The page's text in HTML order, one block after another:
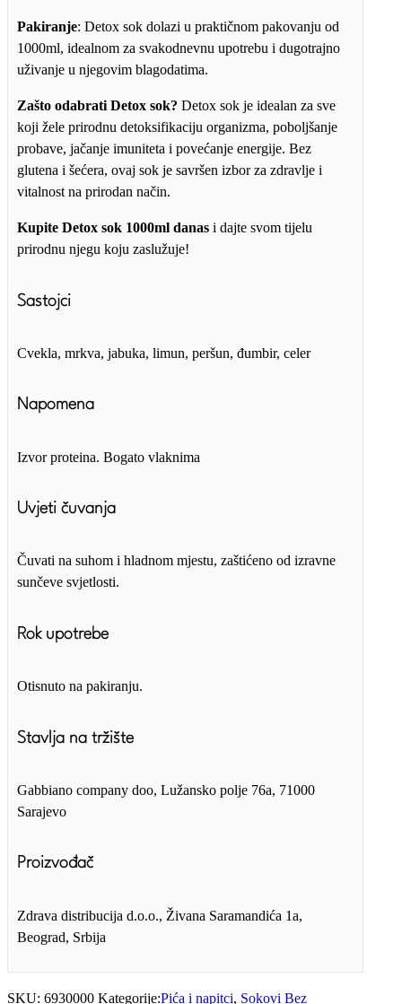
Pakiranje: Detox sok dolazi u praktičnom pakovanju od
1000ml, idealnom za svakodnevnu upotrebu i dugotrajno
uživanje u njegovim blagodatima.
Zašto odabrati Detox sok? Detox sok je idealan za sve
koji žele prirodnu detoksifikaciju organizma, poboljšanje
probave, jačanje imuniteta i povećanje energije. Bez
glutena i šećera, ovaj sok je savršen izbor za zdravlje i
vitalnost na prirodan način.
Kupite Detox sok 1000ml danas i dajte svom tijelu
prirodnu njegu koju zaslužuje!
Sastojci
Cvekla, mrkva, jabuka, limun, peršun, đumbir, celer
Napomena
Izvor proteina. Bogato vlaknima
Uvjeti čuvanja
Čuvati na suhom i hladnom mjestu, zaštićeno od izravne
sunčeve svjetlosti.
Rok upotrebe
Otisnuto na pakiranju.
Stavlja na tržište
Gabbiano company doo, Lužansko polje 76a, 71000
Sarajevo
Proizvođač
Zdrava distribucija d.o.o., Živana Saramandića 1a,
Beograd, Srbija
SKU: 6930000 Kategorije:Pića i napitci, Sokovi Bez